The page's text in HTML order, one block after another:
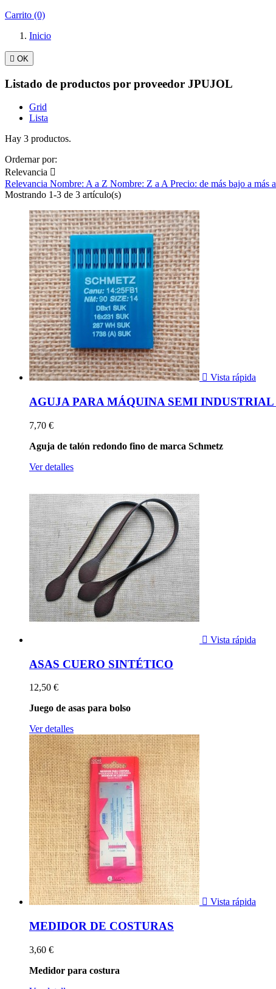
Carrito (0)
Inicio
 OK
Listado de productos por proveedor JPUJOL
Grid
Lista
Hay 3 productos.
Ordernar por:
Relevancia 
Relevancia Nombre: A a Z Nombre: Z a APrecio: de más bajo a más
Mostrando 1-3 de 3 artículo(s)
 Vista rápida
AGUJA PARA MÁQUINA SEMI
7,70 €
Aguja de talón redondo fino de marca Schmetz
Ver detalles
 Vista rápida
ASAS CUERO SINTÉTICO
12,50 €
Juego de asas para bolso
Ver detalles
 Vista rápida
MEDIDOR DE COSTURAS
3,60 €
Medidor para costura